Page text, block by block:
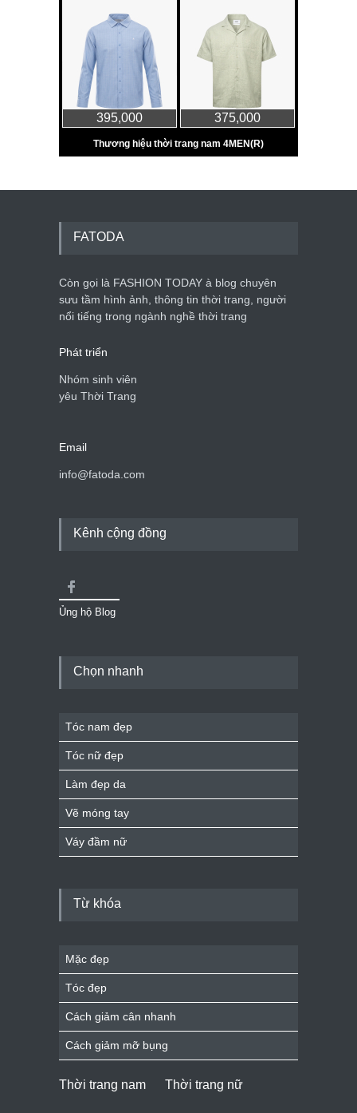
FATODA
Còn gọi là FASHION TODAY à blog chuyên
sưu tầm hình ảnh, thông tin thời trang, người
nổi tiếng trong ngành nghề thời trang
Phát triển
Nhóm sinh viên
yêu Thời Trang
Email
info@fatoda.com
Kênh cộng đồng
Ủng hộ Blog
Chọn nhanh
Tóc nam đẹp
Tóc nữ đẹp
Làm đẹp da
Vẽ móng tay
Váy đầm nữ
Từ khóa
Mặc đẹp
Tóc đẹp
Cách giảm cân nhanh
Cách giảm mỡ bụng
Thời trang nam Thời trang nữ